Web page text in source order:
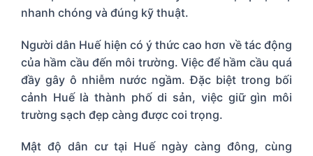
nhanh chóng và đúng kỹ thuật.
Người dân Huế hiện có ý thức cao hơn về tác động
của hầm cầu đến môi trường. Việc để hầm cầu quá
đầy gây ô nhiễm nước ngầm. Đặc biệt trong bối
cảnh Huế là thành phố di sản, việc giữ gìn môi
trường sạch đẹp càng được coi trọng.
Mật độ dân cư tại Huế ngày càng đông, cùng